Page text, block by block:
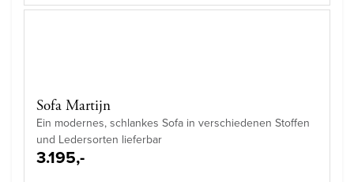
Sofa Martijn
Ein modernes, schlankes Sofa in verschiedenen Stoffen
und Ledersorten lieferbar
3.195,-